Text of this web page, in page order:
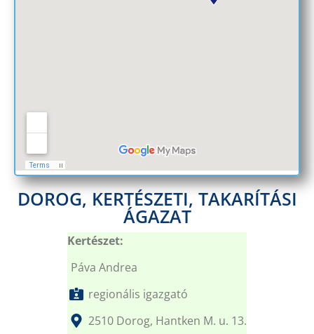
DOROG, KERTÉSZETI, TAKARÍTÁSI
ÁGAZAT
Kertészet:
Páva Andrea
regionális igazgató
2510 Dorog, Hantken M. u. 13.